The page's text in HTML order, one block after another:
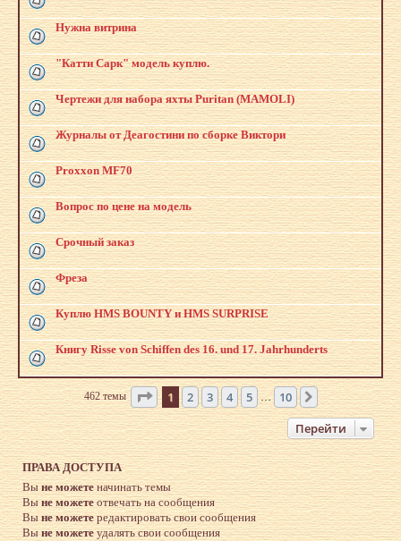
Нужна витрина
"Катти Сарк" модель куплю.
Чертежи для набора яхты Puritan (MAMOLI)
Журналы от Деагостини по сборке Виктори
Proxxon MF70
Вопрос по цене на модель
Срочный заказ
Фреза
Куплю HMS BOUNTY и HMS SURPRISE
Книгу Risse von Schiffen des 16. und 17. Jahrhunderts
462 темы Страница 1из 10
1 2 3 4 5 … 10
След.
Перейти
ПРАВА ДОСТУПА
Выне можетеначинать темы
Выне можетеотвечать на сообщения
Выне можетередактировать свои сообщения
Выне можетеудалять свои сообщения